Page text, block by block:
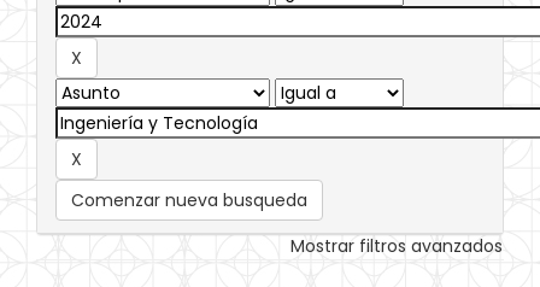
Comenzar nueva busqueda
Mostrar filtros avanzados